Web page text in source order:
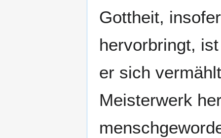
Gottheit,
hervorbringt,
er sich
Meisterwerk